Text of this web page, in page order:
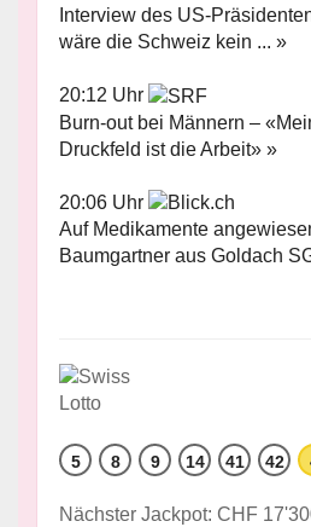
Interview des US-
wäre die Schweiz kein ... »
20:12 Uhr
Burn-out bei Männern –
Druckfeld ist die Arbeit» »
20:06 Uhr
Auf Medikamente
Baumgartner aus Goldach
5 8 9 14 41 42
Nächster Jackpot: CHF